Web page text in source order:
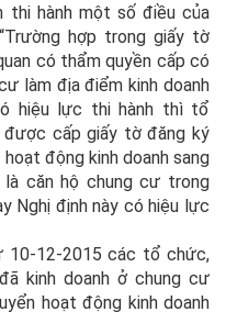
thi hành một số điều của
hợp trong giấy tờ
có thẩm quyền cấp có
làm địa điểm kinh doanh
hiệu lực thi hành thì tổ
được cấp giấy tờ đăng ký
động kinh doanh sang
là căn hộ chung cư trong
Nghị định này có hiệu lực
10-12-2015 các tổ chức,
kinh doanh ở chung cư
hoạt động kinh doanh